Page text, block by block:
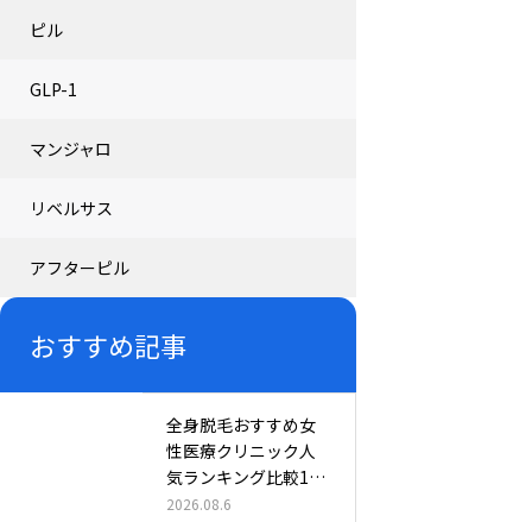
ピル
GLP-1
マンジャロ
リベルサス
アフターピル
おすすめ記事
全身脱毛おすすめ女
性医療クリニック人
気ランキング比較11
選！効果が…
2026.08.6